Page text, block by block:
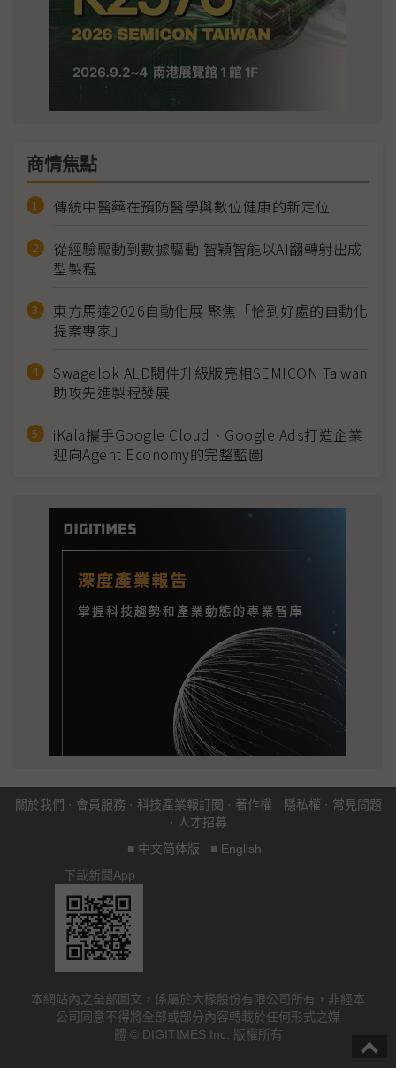
商情焦點
傳統中醫藥在預防醫學與數位健康的新定位
從經驗驅動到數據驅動 智穎智能以AI翻轉射出成
型製程
東方馬達2026自動化展 聚焦「恰到好處的自動化
提案專家」
Swagelok ALD閥件升級版亮相SEMICON Taiwan
助攻先進製程發展
iKala攜手Google Cloud、Google Ads打造企業
迎向Agent Economy的完整藍圖
關於我們 · 會員服務 · 科技產業報訂閱 · 著作權 · 隱私權 · 常見問題
· 人才招募
■ 中文简体版 ■ English
下載新聞App
本網站內之全部圖文，係屬於大椽股份有限公司所有，非經本
公司同意不得將全部或部分內容轉載於任何形式之媒
體 © DIGITIMES Inc. 版權所有